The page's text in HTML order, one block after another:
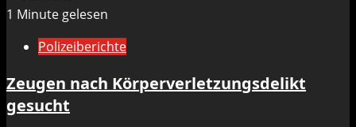
1 Minute gelesen
Polizeiberichte
Zeugen nach Körperverletzungsdelikt
gesucht